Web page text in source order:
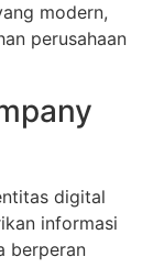
modern,
perusahaan
digital
informasi
berperan